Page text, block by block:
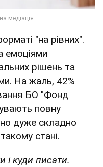
"на рівних".
емоціями
рішень та
На жаль, 42%
БО "Фонд
повну
дуже складно
стані.
і куди писати.